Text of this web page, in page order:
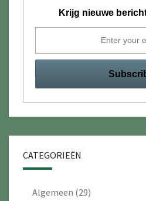
Krijg nieuwe
CATEGORIEËN
Algemeen (29)